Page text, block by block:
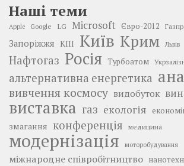
Наші теми
Apple Google LG Microsoft Євро-2012
Запоріжжя КПІ Київ Крим Львів
Нафтогаз Росія Турбоатом
альтернативна енергетика
вивчення космосу видобуток
виставка газ екологія
змагання конференція медицина
модернізація моторобудування
міжнародне співробітництво